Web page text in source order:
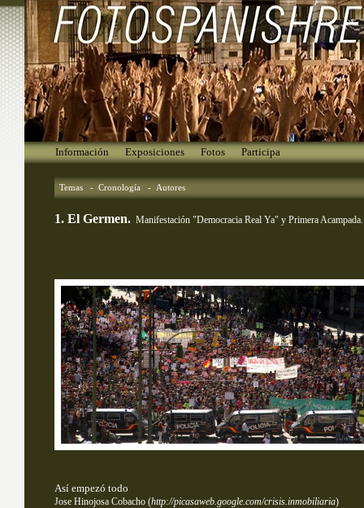
Información Exposiciones Fotos Participa
Temas - Cronología - Autores
1. El Germen. Manifestación "Democracia Real Ya" y Primera Acampada.
Así empezó todo
Jose Hinojosa Cobacho (http://picasaweb.google.com/crisis.inmobiliaria)